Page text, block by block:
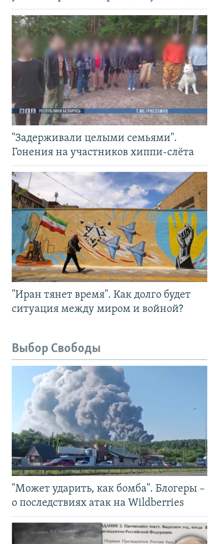
"Задерживали целыми семьями".
Гонения на участников хиппи-слёта
"Иран тянет время". Как долго будет
ситуация между миром и войной?
Выбор Свободы
"Может ударить, как бомба". Блогеры –
о последствиях атак на Wildberries